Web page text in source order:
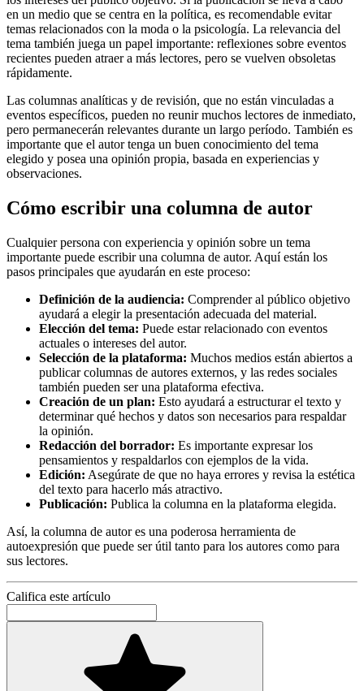
en un medio que se centra en la política, es recomendable evitar
temas relacionados con la moda o la psicología. La relevancia del
tema también juega un papel importante: reflexiones sobre eventos
recientes pueden atraer a más lectores, pero se vuelven obsoletas
rápidamente.
Las columnas analíticas y de revisión, que no están vinculadas a
eventos específicos, pueden no reunir muchos lectores de inmediato,
pero permanecerán relevantes durante un largo período. También es
importante que el autor tenga un buen conocimiento del tema
elegido y posea una opinión propia, basada en experiencias y
observaciones.
Cómo escribir una columna de autor
Cualquier persona con experiencia y opinión sobre un tema
importante puede escribir una columna de autor. Aquí están los
pasos principales que ayudarán en este proceso:
Definición de la audiencia: Comprender al público objetivo
ayudará a elegir la presentación adecuada del material.
Elección del tema: Puede estar relacionado con eventos
actuales o intereses del autor.
Selección de la plataforma: Muchos medios están abiertos a
publicar columnas de autores externos, y las redes sociales
también pueden ser una plataforma efectiva.
Creación de un plan: Esto ayudará a estructurar el texto y
determinar qué hechos y datos son necesarios para respaldar
la opinión.
Redacción del borrador: Es importante expresar los
pensamientos y respaldarlos con ejemplos de la vida.
Edición: Asegúrate de que no haya errores y revisa la estética
del texto para hacerlo más atractivo.
Publicación: Publica la columna en la plataforma elegida.
Así, la columna de autor es una poderosa herramienta de
autoexpresión que puede ser útil tanto para los autores como para
sus lectores.
Califica este artículo